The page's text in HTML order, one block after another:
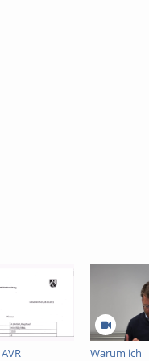
Warum ich